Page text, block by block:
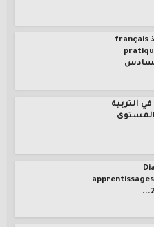
دليل الاستاذ français
التربية